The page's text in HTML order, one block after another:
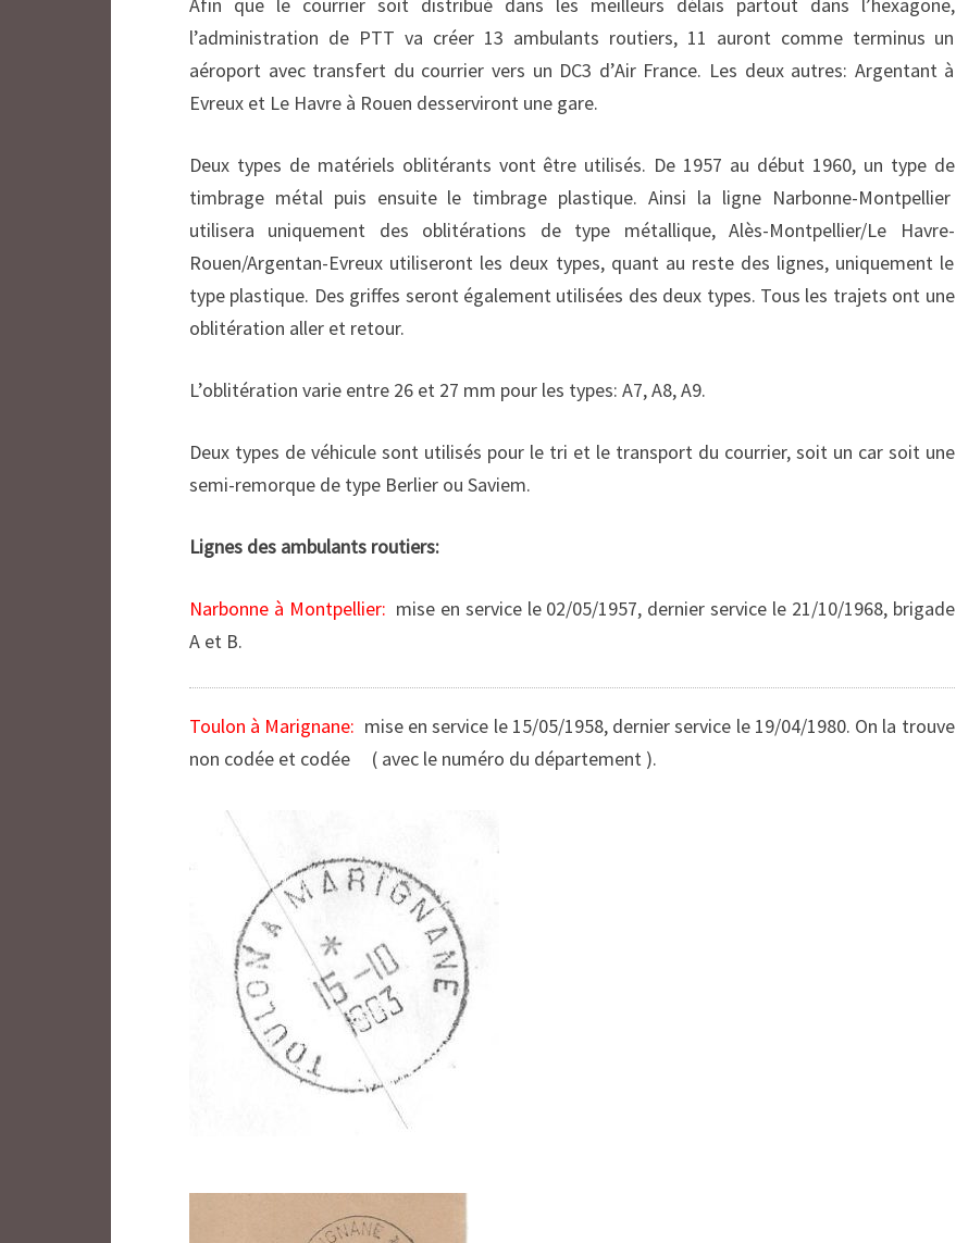
l’administration de PTT va créer 13 ambulants routiers, 11 auront comme terminus un
aéroport avec transfert du courrier vers un DC3 d’Air France. Les deux autres: Argentant à
Evreux et Le Havre à Rouen desserviront une gare.
Deux types de matériels oblitérants vont être utilisés. De 1957 au début 1960, un type de
timbrage métal puis ensuite le timbrage plastique. Ainsi la ligne Narbonne-Montpellier
utilisera uniquement des oblitérations de type métallique, Alès-Montpellier/Le Havre-
Rouen/Argentan-Evreux utiliseront les deux types, quant au reste des lignes, uniquement le
type plastique. Des griffes seront également utilisées des deux types. Tous les trajets ont une
oblitération aller et retour.
L’oblitération varie entre 26 et 27 mm pour les types: A7, A8, A9.
Deux types de véhicule sont utilisés pour le tri et le transport du courrier, soit un car soit une
semi-remorque de type Berlier ou Saviem.
Lignes des ambulants routiers:
Narbonne à Montpellier: mise en service le 02/05/1957, dernier service le 21/10/1968, brigade
A et B.
Toulon à Marignane: mise en service le 15/05/1958, dernier service le 19/04/1980. On la trouve
non codée et codée ( avec le numéro du département ).